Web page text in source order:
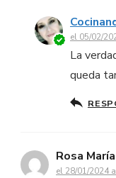
el 05/02/
La
queda
Rosa María
el 28/01/2024